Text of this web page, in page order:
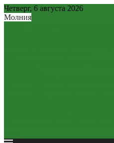
Четверг, 6 августа 2026
Молния